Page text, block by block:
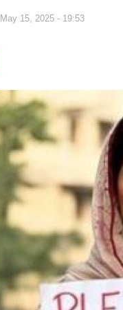
May 15, 2025 - 19:53